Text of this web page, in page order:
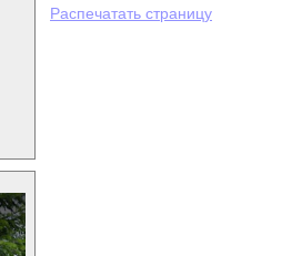
Распечатать страницу